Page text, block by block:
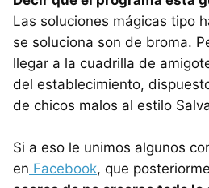
Las soluciones mágicas tipo
se soluciona son de broma.
llegar a la cuadrilla de
del establecimiento,
de chicos malos al estilo
Si a eso le unimos algunos
en Facebook, que